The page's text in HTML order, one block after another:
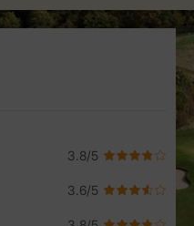
Service Rating from our guests